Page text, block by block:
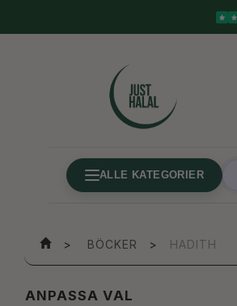
ALLE KATEGORIER
BÖCKER HADITH
ANPASSA VAL